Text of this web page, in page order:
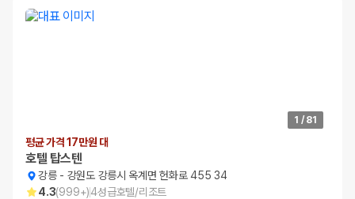
1 / 81
평균 가격 17만원 대
호텔 탑스텐
강릉- 강원도 강릉시 옥계면 헌화로 455 34
4.3(999+)4성급호텔/리조트